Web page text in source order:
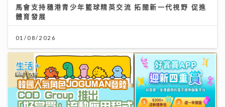
馬會支持穗港青少年籃球精英交流 拓闊新一代視野 促進
體育發展
01/08/2026